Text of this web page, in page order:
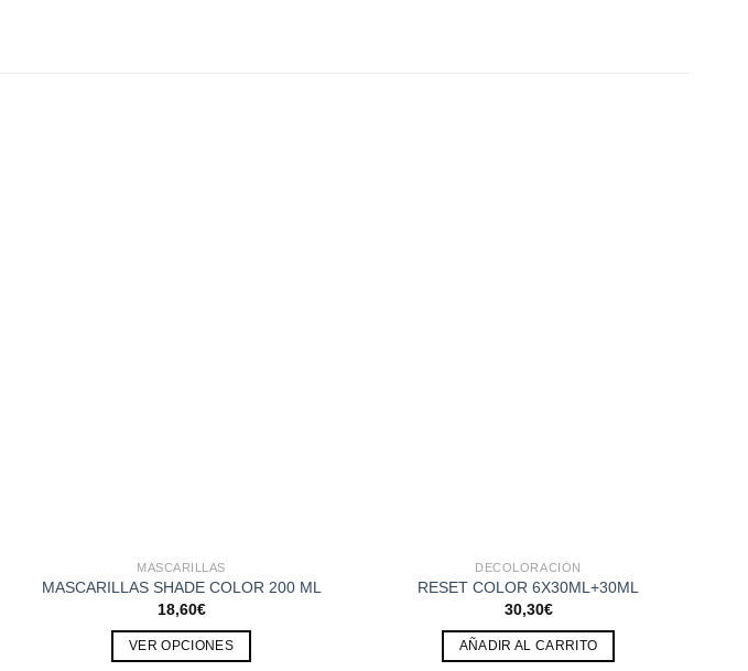
MASCARILLAS
MASCARILLAS SHADE COLOR 200 ML
18,60€
VER OPCIONES
DECOLORACIÓN
RESET COLOR 6X30ML+30ML
30,30€
AÑADIR AL CARRITO